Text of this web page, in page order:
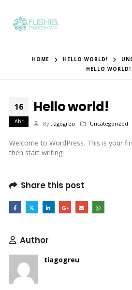
HOME HELLO WORLD!
HELLO WORLD!
16
Abr
Hello world!
By tiagogreu Uncategorized
Welcome to WordPress. This is your
then start writing!
Share this post
Author
tiagogreu